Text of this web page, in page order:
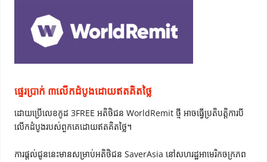
ផ្ទេរប្រាក់ ៣លើកដំបូងដោយឥតគិតថ្លៃ
ដោយប្រើលេខកូដ 3FREE អតិថិជន WorldRemit ថ្មី អាចធ្វើប្រតិបត្តិការបី
លើកដំបូងរបស់ពួកគេដោយឥតគិតថ្លៃ។
ការផ្តល់ជូននេះមានសម្រាប់អតិថិជន SaverAsia នៅសហរដ្ឋអាមេរិកចក្រភព